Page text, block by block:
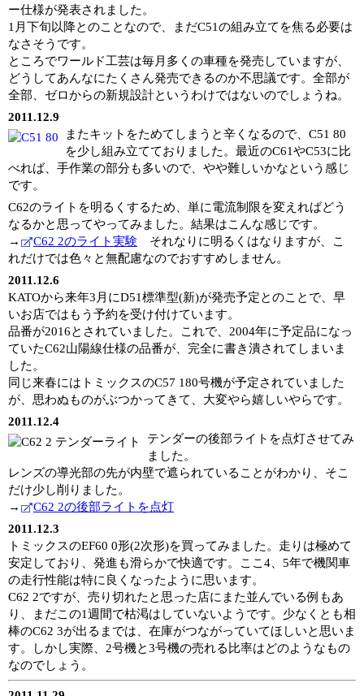
ー仕様が発表されました。
1月下旬以降とのことなので、まだC51の組み立てを焦る必要は
なさそうです。
ところでワールド工芸は毎月多くの車種を発売していますが、
どうしてあんなにたくさん発売できるのか不思議です。全部が
全部、ゼロからの新規設計というわけではないのでしょうね。
2011.12.9
またキットをためてしまうと辛くなるので、C51 80
を少し組み立てておりました。最近のC61やC53に比
べれば、手作業の部分も多いので、やや難しいかなという感じ
です。
C62のライトを明るくするため、単に電流制限を変えればどう
なるかと思ってやってみました。結果はこんな感じです。
→
C62 2のライト実験 それなりに明るくはなりますが、こ
れだけでは色々と無配慮なのでおすすめしません。
2011.12.6
KATOから来年3月にD51標準型(新)が発売予定とのことで、早
いお店ではもう予約を受け付けています。
品番が2016とされていました。これで、2004年に予定品になっ
ていたC62山陽線仕様の品番が、完全に書き潰されてしまいま
した。
同じ来春にはトミックスのC57 180号機が予定されていました
が、思わぬものがぶつかってきて、大変やら嬉しいやらです。
2011.12.4
テンダーの後部ライトを点灯させてみ
ました。
レンズの導光部の先が内壁で遮られていることがわかり、そこ
だけ少し削りました。
→
C62 2の後部ライトを点灯
2011.12.3
トミックスのEF60 0形(2次形)を買ってみました。走りは極めて
安定しており、発進も滑らかで快適です。ここ4、5年で機関車
の走行性能は特に良くなったように思います。
C62 2ですが、売り切れたと思った店にまた並んでいる例もあ
り、まだこの1週間で枯渇はしていないようです。少なくとも相
棒のC62 3が出るまでは、在庫がつながっていてほしいと思いま
す。しかし実際、2号機と3号機の売れる比率はどのようなもの
なのでしょう。